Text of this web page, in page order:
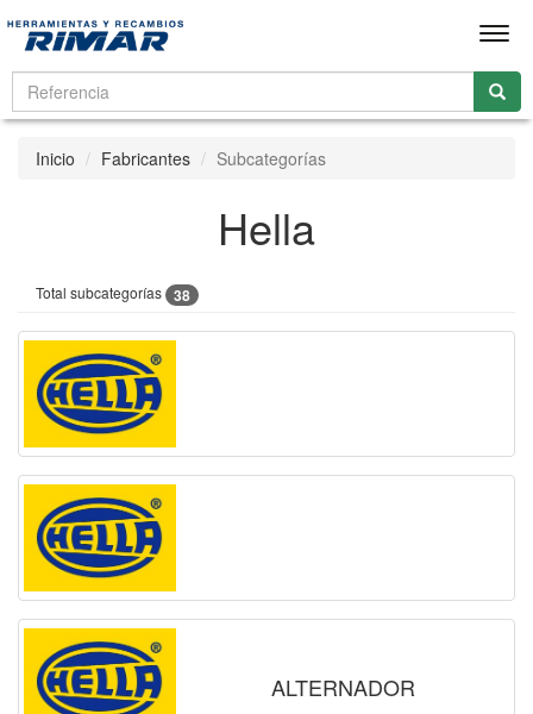
Inicio Fabricantes Subcategorías
Hella
Total subcategorías 38
ALTERNADOR